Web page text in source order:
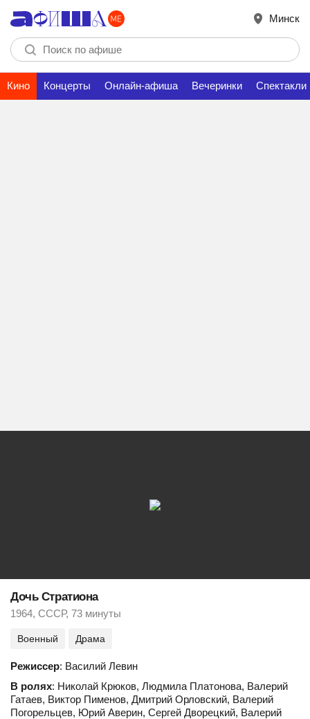
Минск
Кино Концерты Онлайн-афиша Вечеринки Спектакли
Дочь Стратиона
1964, СССР, 73 минуты
Военный Драма
Режиссер: Василий Левин
В ролях: Николай Крюков, Людмила Платонова, Валерий
Гатаев, Виктор Пименов, Дмитрий Орловский, Валерий
Погорельцев, Юрий Аверин, Сергей Дворецкий, Валерий